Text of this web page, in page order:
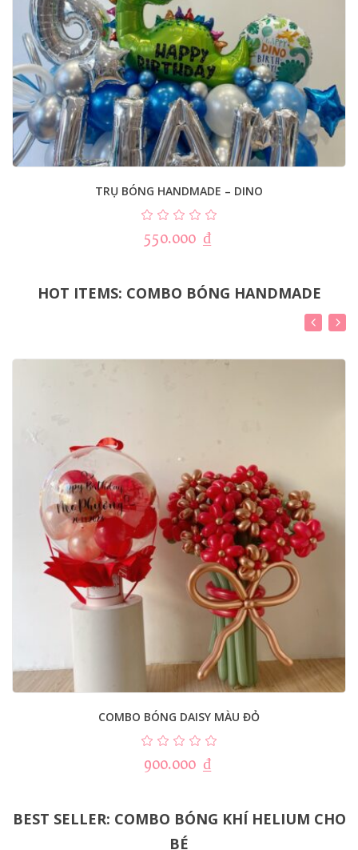
TRỤ BÓNG HANDMADE – DINO
550.000 ₫
HOT ITEMS: COMBO BÓNG HANDMADE
COMBO BÓNG DAISY MÀU ĐỎ
900.000 ₫
BEST SELLER: COMBO BÓNG KHÍ HELIUM CHO
BÉ